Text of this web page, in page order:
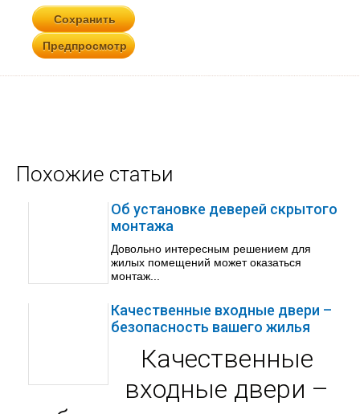
Похожие статьи
Об установке деверей скрытого
монтажа
Довольно интересным решением для
жилых помещений может оказаться
монтаж...
Качественные входные двери –
безопасность вашего жилья
Качественные
входные двери –